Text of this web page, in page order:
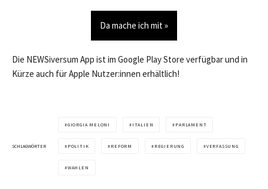
Da mache ich mit »
Die NEWSiversum App ist im Google Play Store verfügbar und in
Kürze auch für Apple Nutzer:innen erhältlich!
SCHLAGWÖRTER
GIORGIA MELONI ITALIEN PARLAMENT
POLITIK REFORM REGIERUNG VERFASSUNG
WAHLEN